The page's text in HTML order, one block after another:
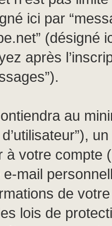
ici par
(désigné
après
au
votre compte
mail
de
lois de